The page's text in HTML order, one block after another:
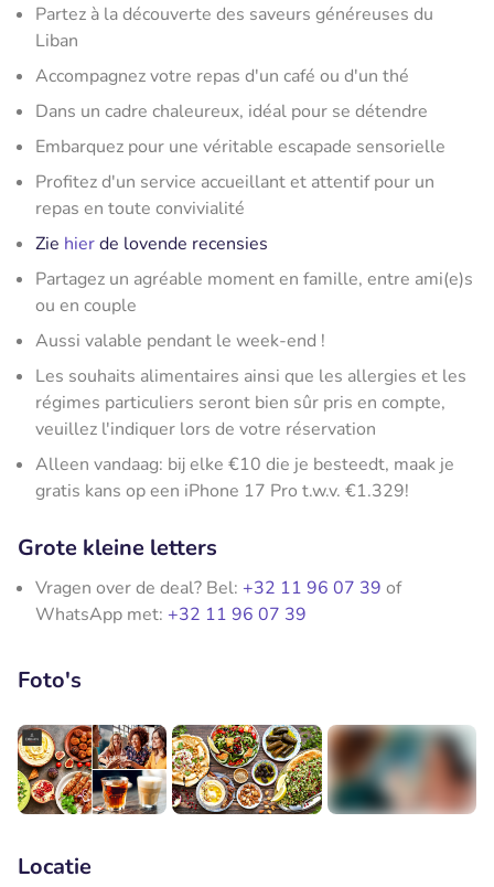
Partez à la découverte des saveurs généreuses du
Liban
Accompagnez votre repas d'un café ou d'un thé
Dans un cadre chaleureux, idéal pour se détendre
Embarquez pour une véritable escapade sensorielle
Profitez d'un service accueillant et attentif pour un
repas en toute convivialité
Zie hierde lovende recensies
Partagez un agréable moment en famille, entre ami(e)s
ou en couple
Aussi valable pendant le week-end !
Les souhaits alimentaires ainsi que les allergies et les
régimes particuliers seront bien sûr pris en compte,
veuillez l'indiquer lors de votre réservation
Alleen vandaag: bij elke €10 die je besteedt, maak je
gratis kans op een iPhone 17 Pro t.w.v. €1.329!
Grote kleine letters
Vragen over de deal? Bel: +32 11 96 07 39 of
WhatsApp met: +32 11 96 07 39
Foto's
Locatie